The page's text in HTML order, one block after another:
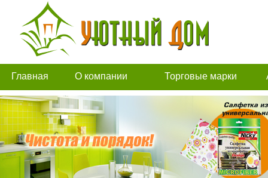
Главная О компании Торговые марки